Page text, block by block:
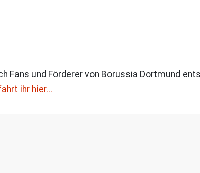
Fans und Förderer von Borussia Dortmund
ihr hier...